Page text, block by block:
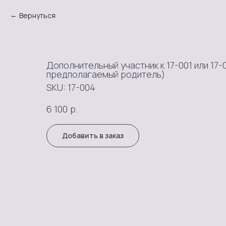
Вернуться
Дополнительный участник к 17-001 или
предполагаемый родитель)
SKU: 17-004
6 100 р.
Добавить в заказ